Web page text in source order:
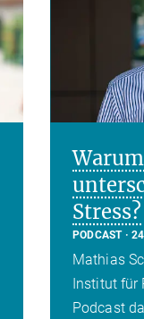
Stress?
PODCAST
Mathias
Institut für
Podcast